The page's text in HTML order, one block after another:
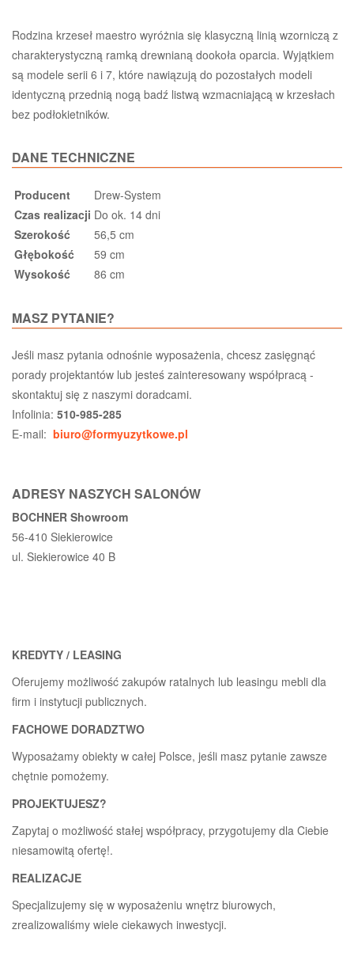
Rodzina krzeseł maestro wyróżnia się klasyczną linią wzorniczą z
charakterystyczną ramką drewnianą dookoła oparcia. Wyjątkiem
są modele serii 6 i 7, które nawiązują do pozostałych modeli
identyczną przednią nogą badź listwą wzmacniającą w krzesłach
bez podłokietników.
DANE TECHNICZNE
Producent
Drew-System
Czas realizacji Do ok. 14 dni
Szerokość
56,5 cm
Głębokość
59 cm
Wysokość
86 cm
MASZ PYTANIE?
Jeśli masz pytania odnośnie wyposażenia, chcesz zasięgnąć
porady projektantów lub jesteś zainteresowany współpracą -
skontaktuj się z naszymi doradcami.
Infolinia: 510-985-285
E-mail: biuro@formyuzytkowe.pl
ADRESY NASZYCH SALONÓW
BOCHNER Showroom
56-410 Siekierowice
ul. Siekierowice 40 B
KREDYTY / LEASING
Oferujemy możliwość zakupów ratalnych lub leasingu mebli dla
firm i instytucji publicznych.
FACHOWE DORADZTWO
Wyposażamy obiekty w całej Polsce, jeśli masz pytanie zawsze
chętnie pomożemy.
PROJEKTUJESZ?
Zapytaj o możliwość stałej współpracy, przygotujemy dla Ciebie
niesamowitą ofertę!.
REALIZACJE
Specjalizujemy się w wyposażeniu wnętrz biurowych,
zrealizowaliśmy wiele ciekawych inwestycji.